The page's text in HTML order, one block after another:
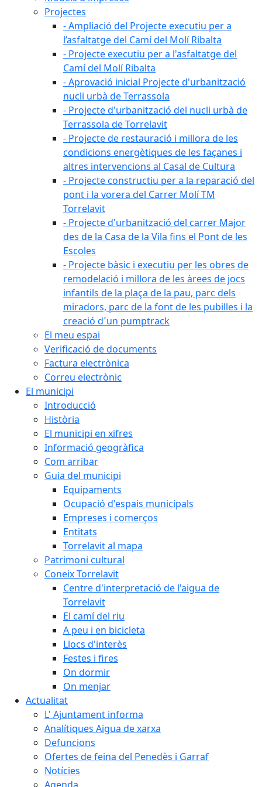
Projectes
- Ampliació del Projecte executiu per a
l’asfaltatge del Camí del Molí Ribalta
- Projecte executiu per a l'asfaltatge del
Camí del Molí Ribalta
- Aprovació inicial Projecte d'urbanització
nucli urbà de Terrassola
- Projecte d'urbanització del nucli urbà de
Terrassola de Torrelavit
- Projecte de restauració i millora de les
condicions energètiques de les façanes i
altres intervencions al Casal de Cultura
- Projecte constructiu per a la reparació del
pont i la vorera del Carrer Molí TM
Torrelavit
- Projecte d'urbanització del carrer Major
des de la Casa de la Vila fins el Pont de les
Escoles
- Projecte bàsic i executiu per les obres de
remodelació i millora de les àrees de jocs
infantils de la plaça de la pau, parc dels
miradors, parc de la font de les pubilles i la
creació d´un pumptrack
El meu espai
Verificació de documents
Factura electrònica
Correu electrònic
El municipi
Introducció
Història
El municipi en xifres
Informació geogràfica
Com arribar
Guia del municipi
Equipaments
Ocupació d'espais municipals
Empreses i comerços
Entitats
Torrelavit al mapa
Patrimoni cultural
Coneix Torrelavit
Centre d'interpretació de l'aigua de
Torrelavit
El camí del riu
A peu i en bicicleta
Llocs d'interès
Festes i fires
On dormir
On menjar
Actualitat
L' Ajuntament informa
Analítiques Aigua de xarxa
Defuncions
Ofertes de feina del Penedès i Garraf
Notícies